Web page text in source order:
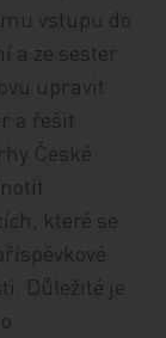
vstupu do
a ze sester
upravit
a řešit
České
které se
Důležité je